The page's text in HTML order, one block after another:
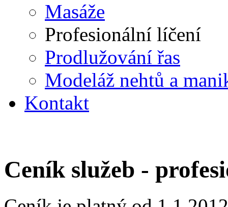
Masáže
Profesionální líčení
Prodlužování řas
Modeláž nehtů a
Kontakt
Ceník služeb -